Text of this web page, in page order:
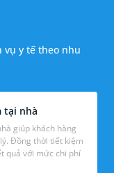
vụ y tế theo nhu
tại nhà
giúp khách hàng
Đồng thời tiết kiệm